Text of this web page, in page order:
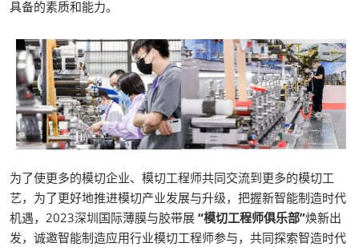
具备的素质和能力。
为了使更多的模切企业、模切工程师共同交流到更多的模切工
艺，为了更好地推进模切产业发展与升级，把握新智能制造时代
机遇，2023深圳国际薄膜与胶带展 “模切工程师俱乐部”焕新出
发，诚邀智能制造应用行业模切工程师参与，共同探索智造时代